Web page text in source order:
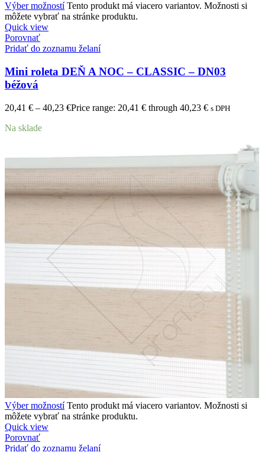
Výber možností Tento produkt má viacero variantov. Možnosti si
môžete vybrať na stránke produktu.
Quick view
Porovnať
Pridať do zoznamu želaní
Mini roleta DEŇ A NOC – CLASSIC – DN03
béžová
20,41 € – 40,23 €Price range: 20,41 € through 40,23 € s DPH
Na sklade
Výber možností Tento produkt má viacero variantov. Možnosti si
môžete vybrať na stránke produktu.
Quick view
Porovnať
Pridať do zoznamu želaní